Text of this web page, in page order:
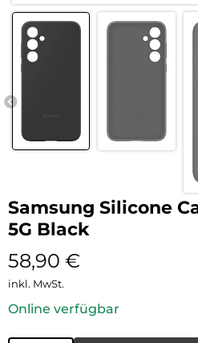
Samsung Silicone
5G Black
58,90 €
inkl. MwSt.
Online verfügbar